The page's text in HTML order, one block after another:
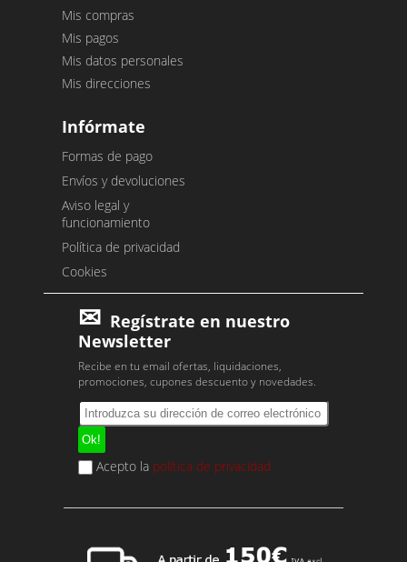
Mis compras
Mis pagos
Mis datos personales
Mis direcciones
Infórmate
Formas de pago
Envíos y devoluciones
Aviso legal y
funcionamiento
Política de privacidad
Cookies
Regístrate en nuestro
Newsletter
Recibe en tu email ofertas, liquidaciones,
promociones, cupones descuento y novedades.
Acepto la política de privacidad